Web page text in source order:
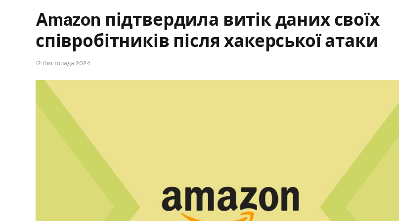
Amazon підтвердила витік даних своїх
співробітників після хакерської атаки
12 Листопада 2024